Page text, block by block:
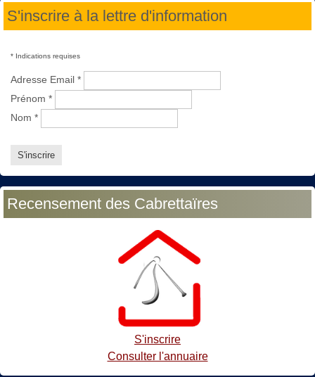
S'inscrire à la lettre d'information
* Indications requises
Adresse Email *
Prénom *
Nom *
Recensement des Cabrettaïres
S'inscrire
Consulter l'annuaire